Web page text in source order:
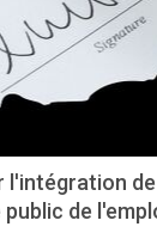
de